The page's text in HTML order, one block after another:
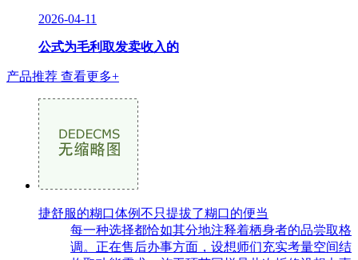
2026-04-11
公式为毛利取发卖收入的
产品推荐 查看更多+
捷舒服的糊口体例不只提拔了糊口的便当
每一种选择都恰如其分地注释着栖身者的品尝取格
调。正在售后办事方面，设想师们充实考量空间结